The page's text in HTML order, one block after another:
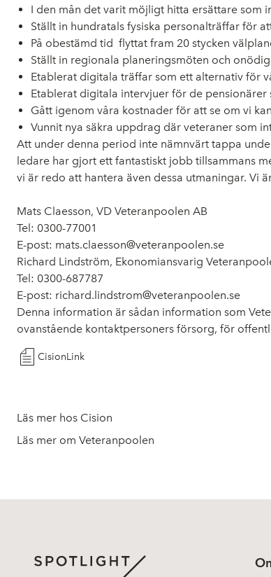
I den mån det varit möjligt hitta ersättare som
Ställt in hundratals fysiska personalträffar för
På obestämd tid flyttat fram 20 stycken
Ställt in regionala planeringsmöten och
Etablerat digitala träffar som ett alternativ för
Etablerat digitala intervjuer för de
Gått igenom våra kostnader för att se om vi
Vunnit nya säkra uppdrag där veteraner som
Att under denna period inte nämnvärt tappa
ledare har gjort ett fantastiskt jobb tillsammans
vi är redo att hantera även dessa utmaningar. Vi
Mats Claesson, VD Veteranpoolen AB
Tel: 0300-77001
E-post: mats.claesson@veteranpoolen.se
Richard Lindström, Ekonomiansvarig
Tel: 0300-687787
E-post: richard.lindstrom@veteranpoolen.se
Denna information är sådan information som
ovanstående kontaktpersoners försorg, för
CisionLink
Läs mer hos Cision
Läs mer om Veteranpoolen